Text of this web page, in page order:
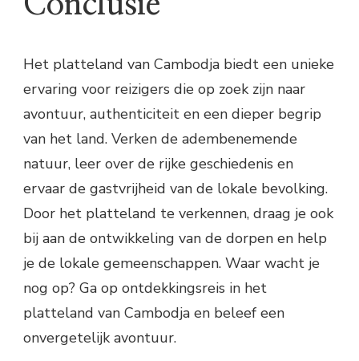
Het platteland van Cambodja biedt een unieke
ervaring voor reizigers die op zoek zijn naar
avontuur, authenticiteit en een dieper begrip
van het land. Verken de adembenemende
natuur, leer over de rijke geschiedenis en
ervaar de gastvrijheid van de lokale bevolking.
Door het platteland te verkennen, draag je ook
bij aan de ontwikkeling van de dorpen en help
je de lokale gemeenschappen. Waar wacht je
nog op? Ga op ontdekkingsreis in het
platteland van Cambodja en beleef een
onvergetelijk avontuur.